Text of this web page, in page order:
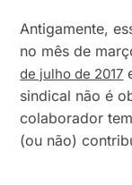
Antigamente,
no mês de
de julho de 2017
sindical não é
colaborador
(ou não)